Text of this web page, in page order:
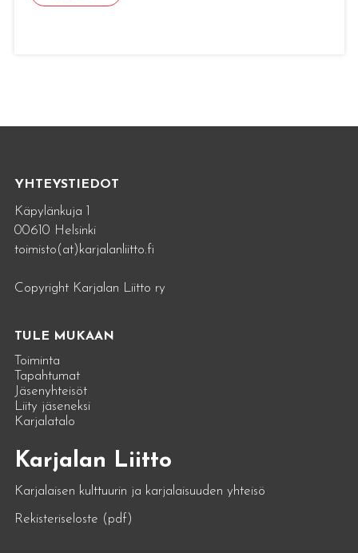
YHTEYSTIEDOT
Käpylänkuja 1
00610 Helsinki
toimisto(at)karjalanliitto.fi
Copyright Karjalan Liitto ry
TULE MUKAAN
Toiminta
Tapahtumat
Jäsenyhteisöt
Liity jäseneksi
Karjalatalo
Karjalan Liitto
Karjalaisen kulttuurin ja karjalaisuuden yhteisö
Rekisteriseloste (pdf)